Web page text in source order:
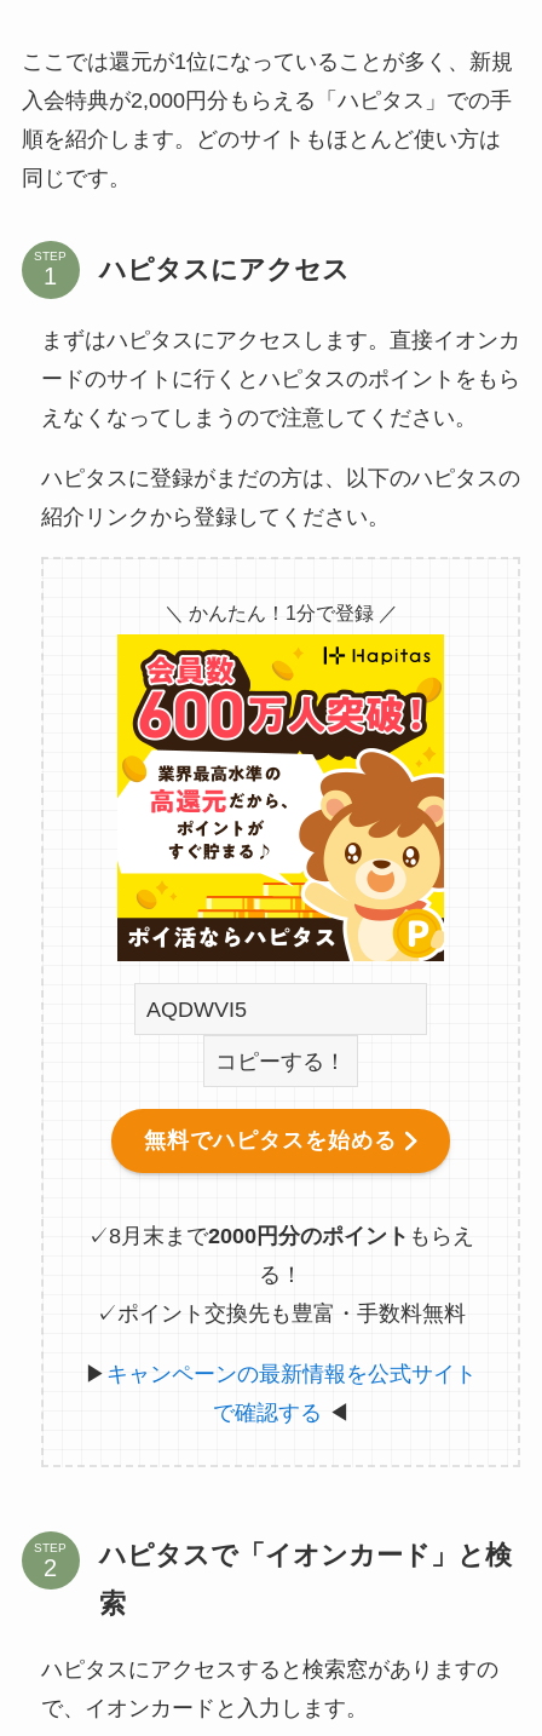
ここでは還元が1位になっていることが多く、新規
入会特典が2,000円分もらえる「ハピタス」での手
順を紹介します。どのサイトもほとんど使い方は
同じです。
STEP ハピタスにアクセス
まずはハピタスにアクセスします。直接イオンカ
ードのサイトに行くとハピタスのポイントをもら
えなくなってしまうので注意してください。
ハピタスに登録がまだの方は、以下のハピタスの
紹介リンクから登録してください。
＼ かんたん！1分で登録 ／
コピーする！
無料でハピタスを始める
✓8月末まで2000円分のポイント もらえ
る！
✓ポイント交換先も豊富・手数料無料
▶ キャンペーンの最新情報を公式サイト
で確認する ◀
STEP
ハピタスで「イオンカード」と検
索
ハピタスにアクセスすると検索窓がありますの
で、イオンカードと入力します。